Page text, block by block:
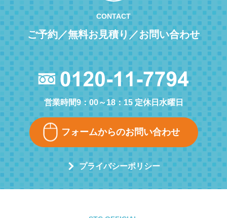
CONTACT
ご予約／無料お見積り／お問い合わせ
営業時間9：00～18：15 定休日水曜日
フォームからのお問い合わせ
プライバシーポリシー